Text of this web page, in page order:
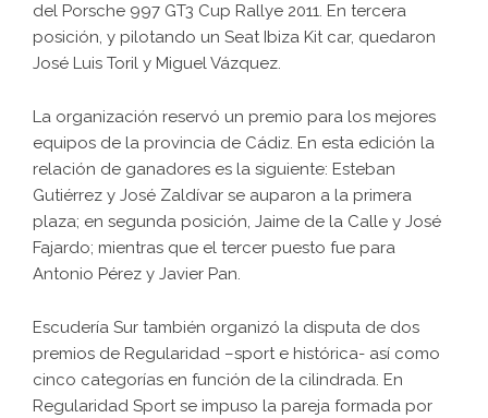
del Porsche 997 GT3 Cup Rallye 2011. En tercera
posición, y pilotando un Seat Ibiza Kit car, quedaron
José Luis Toril y Miguel Vázquez.
La organización reservó un premio para los mejores
equipos de la provincia de Cádiz. En esta edición la
relación de ganadores es la siguiente: Esteban
Gutiérrez y José Zaldívar se auparon a la primera
plaza; en segunda posición, Jaime de la Calle y José
Fajardo; mientras que el tercer puesto fue para
Antonio Pérez y Javier Pan.
Escudería Sur también organizó la disputa de dos
premios de Regularidad –sport e histórica- así como
cinco categorías en función de la cilindrada. En
Regularidad Sport se impuso la pareja formada por